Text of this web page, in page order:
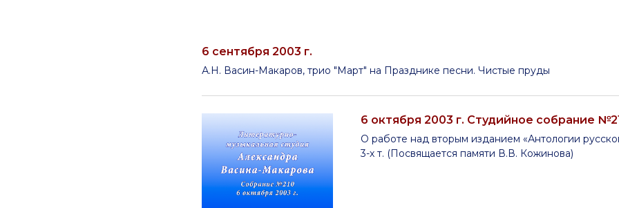
6 сентября 2003 г.
А.Н. Васин-Макаров, трио "Март" на Празднике песни. Чистые пруды
6 октября 2003 г. Студийное собрание
О работе над вторым изданием «Антологии
3-х т. (Посвящается памяти В.В. Кожинова)